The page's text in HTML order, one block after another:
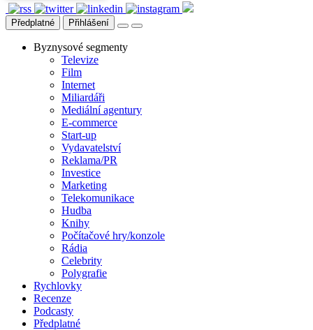
Předplatné Přihlášení
Byznysové segmenty
Televize
Film
Internet
Miliardáři
Mediální agentury
E-commerce
Start-up
Vydavatelství
Reklama/PR
Investice
Marketing
Telekomunikace
Hudba
Knihy
Počítačové hry/konzole
Rádia
Celebrity
Polygrafie
Rychlovky
Recenze
Podcasty
Předplatné